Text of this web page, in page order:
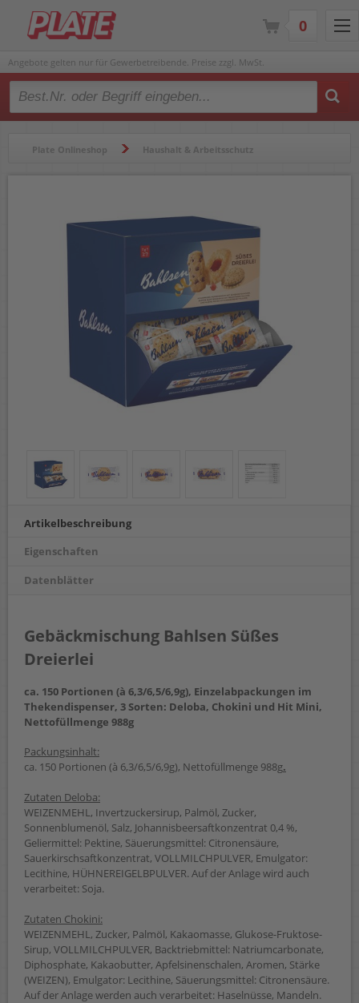
Angebote gelten nur für Gewerbetreibende. Preise zzgl. MwSt.
Type 2 or more characters for results.
Plate Onlineshop Haushalt & Arbeitsschutz
Gebäckmischung Bahlsen Süßes Dreierlei
Artikelbeschreibung
Eigenschaften
Datenblätter
Gebäckmischung Bahlsen Süßes
Dreierlei
ca. 150 Portionen (à 6,3/6,5/6,9g), Einzelabpackungen im
Thekendispenser, 3 Sorten: Deloba, Chokini und Hit Mini,
Nettofüllmenge 988g
Packungsinhalt:
ca. 150 Portionen (à 6,3/6,5/6,9g), Nettofüllmenge 988g.
Zutaten Deloba:
WEIZENMEHL, Invertzuckersirup, Palmöl, Zucker,
Sonnenblumenöl, Salz, Johannisbeersaftkonzentrat 0,4 %,
Geliermittel: Pektine, Säuerungsmittel: Citronensäure,
Sauerkirschsaftkonzentrat, VOLLMILCHPULVER, Emulgator:
Lecithine, HÜHNEREIGELBPULVER. Auf der Anlage wird auch
verarbeitet: Soja.
Zutaten Chokini:
WEIZENMEHL, Zucker, Palmöl, Kakaomasse, Glukose-Fruktose-
Sirup, VOLLMILCHPULVER, Backtriebmittel: Natriumcarbonate,
Diphosphate, Kakaobutter, Apfelsinenschalen, Aromen, Stärke
(WEIZEN), Emulgator: Lecithine, Säuerungsmittel: Citronensäure.
Auf der Anlage werden auch verarbeitet: Haselnüsse, Mandeln.
0